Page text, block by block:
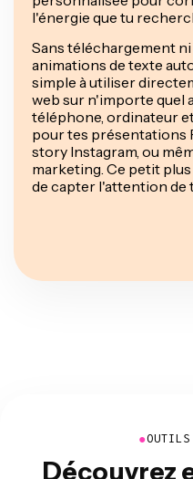
l'énergie que tu
Sans téléchargement
animations de texte
simple à utiliser
web sur n'importe quel
téléphone, ordinateur
pour tes présentations
story Instagram, ou
marketing. Ce petit
de capter l'attention de
●
Découvrez